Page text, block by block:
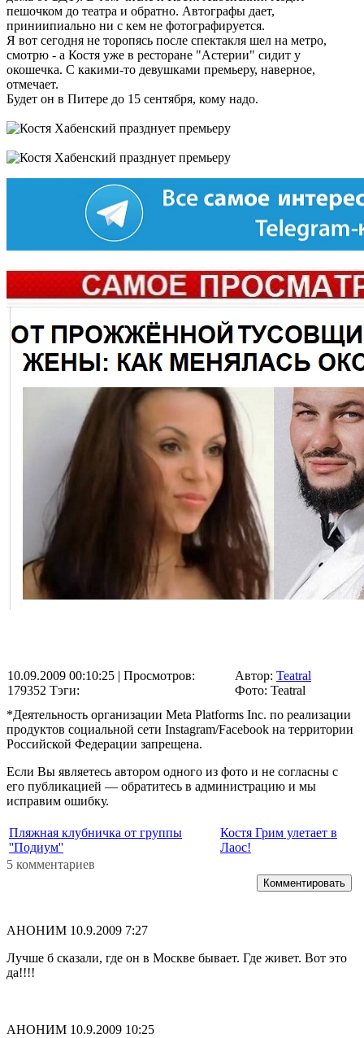
пешочком до театра и обратно. Автографы дает,
приниипиально ни с кем не фотографируется.
Я вот сегодня не торопясь после спектакля шел на метро,
смотрю - а Костя уже в ресторане "Астерии" сидит у
окошечка. С какими-то девушками премьеру, наверное,
отмечает.
Будет он в Питере до 15 сентября, кому надо.
10.09.2009 00:10:25 | Просмотров:
179352 Тэги:
Автор: Teatral
Фото: Teatral
*Деятельность организации Meta Platforms Inc. по реализации
продуктов социальной сети Instagram/Facebook на территории
Российской Федерации запрещена.
Если Вы являетесь автором одного из фото и не согласны с
его публикацией — обратитесь в администрацию и мы
исправим ошибку.
Пляжная клубничка от группы
''Подиум''
Костя Грим улетает в
Лаос!
5 комментариев
Комментировать
АНОНИМ 10.9.2009 7:27
Лучше б сказали, где он в Москве бывает. Где живет. Вот это
да!!!!
АНОНИМ 10.9.2009 10:25